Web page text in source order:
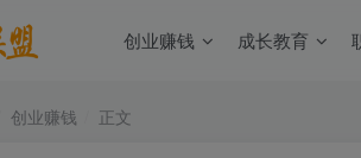
创业赚钱 成长教育
创业赚钱 正文